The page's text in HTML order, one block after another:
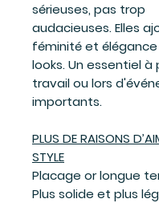
sérieuses, pas trop
audacieuses. Elles
féminité et
looks. Un essentiel à
travail ou lors
importants.
PLUS DE RAISONS
STYLE
Placage or longue
Plus solide et plus